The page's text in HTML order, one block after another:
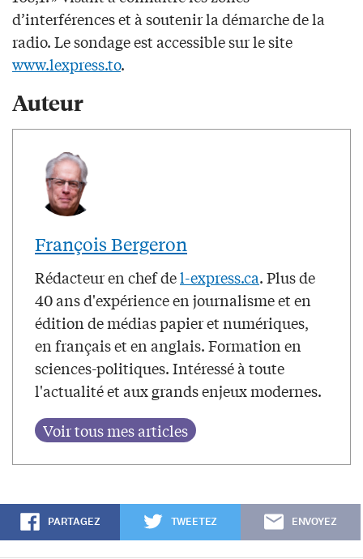
d’interférences et à soutenir la démarche de la
radio. Le sondage est accessible sur le site
www.lexpress.to.
Auteur
François Bergeron
Rédacteur en chef del-express.ca. Plus de
40 ans d'expérience en journalisme et en
édition de médias papier et numériques,
en français et en anglais. Formation en
sciences-politiques. Intéressé à toute
l'actualité et aux grands enjeux modernes.
PARTAGEZ TWEETEZ ENVOYEZ